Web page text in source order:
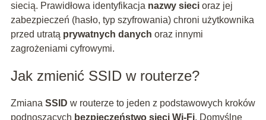
siecią. Prawidłowa identyfikacja nazwy siecioraz jej
zabezpieczeń (hasło, typ szyfrowania) chroni użytkownika
przed utratą prywatnych danych oraz innymi
zagrożeniami cyfrowymi.
Jak zmienić SSID w routerze?
Zmiana SSID w routerze to jeden z podstawowych kroków
podnoszących bezpieczeństwo sieci Wi-Fi. Domyślne